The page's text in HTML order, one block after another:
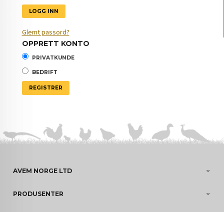
Glemt passord?
OPPRETT KONTO
PRIVATKUNDE
BEDRIFT
AVEM NORGE LTD
PRODUSENTER